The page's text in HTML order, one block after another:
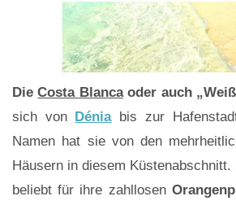
DieCosta Blancaoder auch
sich von Déniabis zur
Namen hat sie von den
Häusern in diesem
beliebt für ihre zahllosen